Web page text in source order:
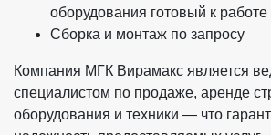
оборудования готовый к работе
Сборка и монтаж по запросу
Компания МГК Вирамакс является
специалистом по продаже, аренде
оборудования и техники — что